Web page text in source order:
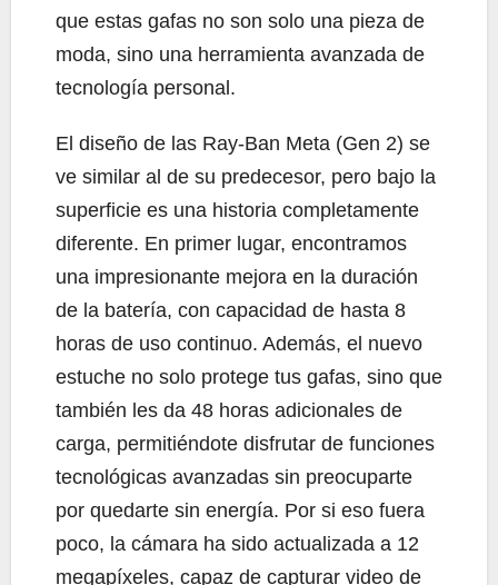
que estas gafas no son solo una pieza de
moda, sino una herramienta avanzada de
tecnología personal.
El diseño de las Ray-Ban Meta (Gen 2) se
ve similar al de su predecesor, pero bajo la
superficie es una historia completamente
diferente. En primer lugar, encontramos
una impresionante mejora en la duración
de la batería, con capacidad de hasta 8
horas de uso continuo. Además, el nuevo
estuche no solo protege tus gafas, sino que
también les da 48 horas adicionales de
carga, permitiéndote disfrutar de funciones
tecnológicas avanzadas sin preocuparte
por quedarte sin energía. Por si eso fuera
poco, la cámara ha sido actualizada a 12
megapíxeles, capaz de capturar video de